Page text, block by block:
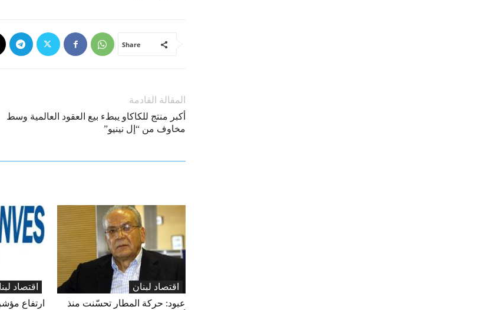
Share
المقالة القادمة
أكبر منتج للكاكاو يبطء بيع العقود العالمية وسط
مخاوف من “إل نينيو”
اقتصاد
اقتصاد لبنان
عبود: حركة المطار تحسّنت منذ